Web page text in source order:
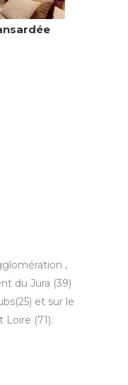
,
du Jura (39)
et sur le
(71).